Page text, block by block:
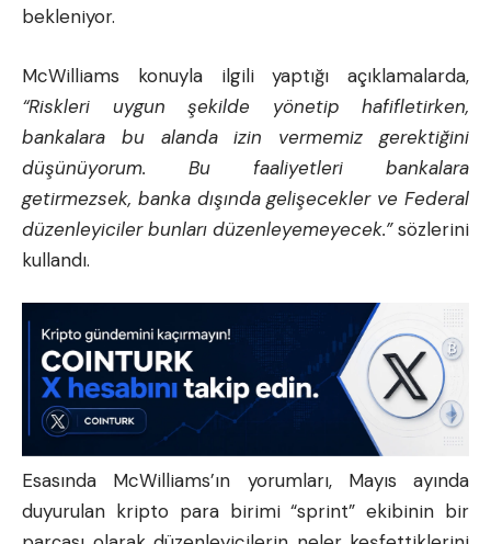
bekleniyor.
McWilliams konuyla ilgili yaptığı açıklamalarda,
“Riskleri uygun şekilde yönetip hafifletirken,
bankalara bu alanda izin vermemiz gerektiğini
düşünüyorum. Bu faaliyetleri bankalara
getirmezsek, banka dışında gelişecekler ve Federal
düzenleyiciler bunları düzenleyemeyecek.”sözlerini
kullandı.
Esasında McWilliams’ın yorumları, Mayıs ayında
duyurulan kripto para birimi “sprint” ekibinin bir